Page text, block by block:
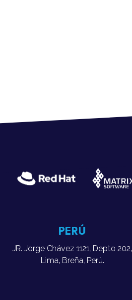
PERÚ
JR. Jorge Chávez 1121, Depto 202,
Lima, Breña, Perú.